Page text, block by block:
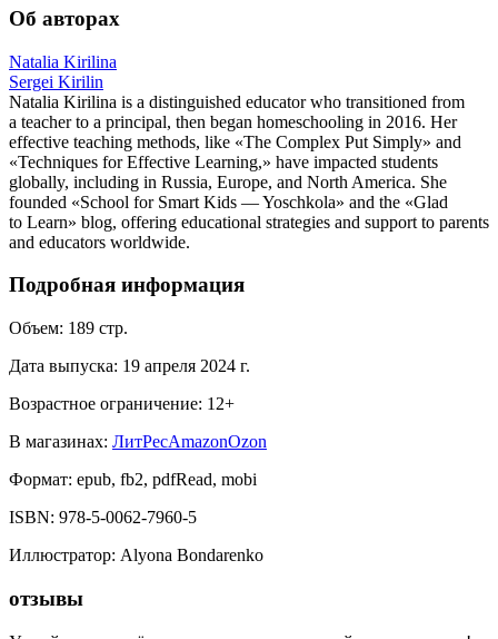
Об авторах
Natalia Kirilina
Sergei Kirilin
Natalia Kirilina is a distinguished educator who transitioned from
a teacher to a principal, then began homeschooling in 2016. Her
effective teaching methods, like «The Complex Put Simply» and
«Techniques for Effective Learning,» have impacted students
globally, including in Russia, Europe, and North America. She
founded «School for Smart Kids — Yoschkola» and the «Glad
to Learn» blog, offering educational strategies and support to parents
and educators worldwide.
Подробная информация
Объем: 189 стр.
Дата выпуска: 19 апреля 2024 г.
Возрастное ограничение: 12+
В магазинах: ЛитРесAmazonOzon
Формат: epub, fb2, pdfRead, mobi
ISBN: 978-5-0062-7960-5
Иллюстратор: Alyona Bondarenko
отзывы